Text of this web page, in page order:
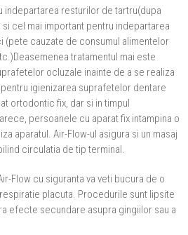
indepartarea resturilor de tartru(dupa
cel mai important pentru indepartarea
cauzate de consumul alimentelor
tratamentul mai este
ocluzale inainte de a se realiza
igienizarea suprafetelor dentare
ortodontic fix, dar si in timpul
persoanele cu aparat fix intampina o
aparatul. Air-Flow-ul asigura si un masaj
circulatia de tip terminal.
Flow cu siguranta va veti bucura de o
placuta. Procedurile sunt lipsite
efecte secundare asupra gingiilor sau a